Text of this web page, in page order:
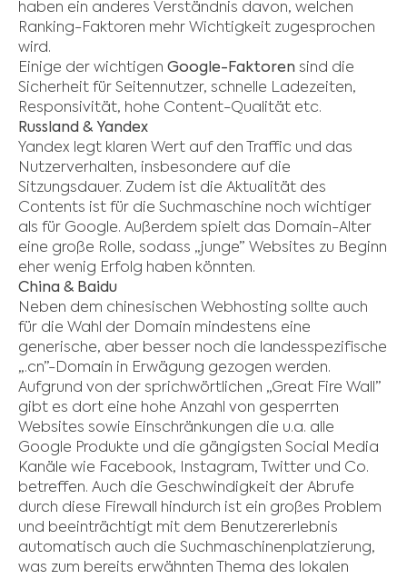
haben ein anderes Verständnis davon, welchen
Ranking-Faktoren mehr Wichtigkeit zugesprochen
wird.
Einige der wichtigen Google-Faktoren sind die
Sicherheit für Seitennutzer, schnelle Ladezeiten,
Responsivität, hohe Content-Qualität etc.
Russland & Yandex
Yandex legt klaren Wert auf den Traffic und das
Nutzerverhalten, insbesondere auf die
Sitzungsdauer. Zudem ist die Aktualität des
Contents ist für die Suchmaschine noch wichtiger
als für Google. Außerdem spielt das Domain-Alter
eine große Rolle, sodass „junge” Websites zu Beginn
eher wenig Erfolg haben könnten.
China & Baidu
Neben dem chinesischen Webhosting sollte auch
für die Wahl der Domain mindestens eine
generische, aber besser noch die landesspezifische
„.cn”-Domain in Erwägung gezogen werden.
Aufgrund von der sprichwörtlichen „Great Fire Wall”
gibt es dort eine hohe Anzahl von gesperrten
Websites sowie Einschränkungen die u.a. alle
Google Produkte und die gängigsten Social Media
Kanäle wie Facebook, Instagram, Twitter und Co.
betreffen. Auch die Geschwindigkeit der Abrufe
durch diese Firewall hindurch ist ein großes Problem
und beeinträchtigt mit dem Benutzererlebnis
automatisch auch die Suchmaschinenplatzierung,
was zum bereits erwähnten Thema des lokalen